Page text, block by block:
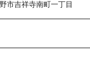
市吉祥寺南町一丁目